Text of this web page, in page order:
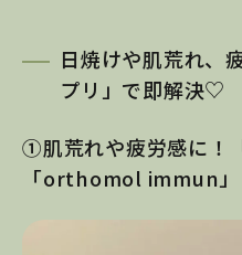
日焼けや肌荒れ、
プリ」で即解決♡
①肌荒れや疲労感に！
「orthomol immun」